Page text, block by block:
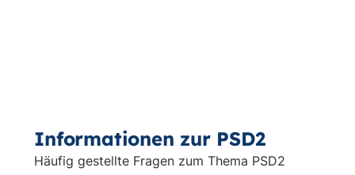
Informationen zur PSD2
Häufig gestellte Fragen zum Thema PSD2